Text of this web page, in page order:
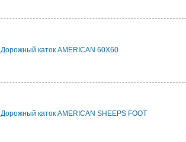
Дорожный каток AMERICAN 60X60
Дорожный каток AMERICAN SHEEPS FOOT